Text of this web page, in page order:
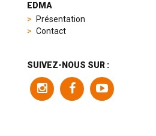
product
EDMA
Présentation
Contact
SUIVEZ-NOUS SUR :